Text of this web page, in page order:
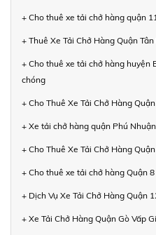
+ Cho thuê xe tải chở hàng quận
+ Thuê Xe Tải Chở Hàng Quận
+ Cho thuê xe tải chở hàng huyện
chóng
+ Cho Thuê Xe Tải Chở Hàng
+ Xe tải chở hàng quận Phú
+ Cho Thuê Xe Tải Chở Hàng
+ Cho thuê xe tải chở hàng Quận
+ Dịch Vụ Xe Tải Chở Hàng Quận
+ Xe Tải Chở Hàng Quận Gò Vấp